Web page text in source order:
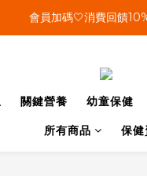
單筆結帳金額滿899🤍超取/
會員加碼🤍消費回饋
關鍵營養 幼童保健
所有商品 保健